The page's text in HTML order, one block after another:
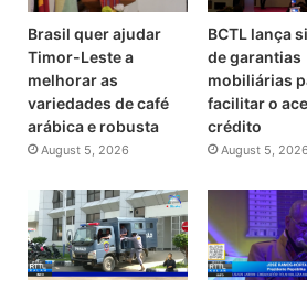
Brasil quer ajudar
Timor-Leste a
melhorar as
variedades de café
arábica e robusta
August 5, 2026
BCTL lança
de garantias
mobiliárias
facilitar o
crédito
August 5, 2026